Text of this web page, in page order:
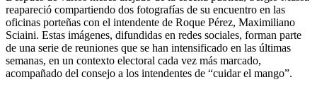
reapareció compartiendo dos fotografías de su encuentro en las
oficinas porteñas con el intendente de Roque Pérez, Maximiliano
Sciaini. Estas imágenes, difundidas en redes sociales, forman parte
de una serie de reuniones que se han intensificado en las últimas
semanas, en un contexto electoral cada vez más marcado,
acompañado del consejo a los intendentes de “cuidar el mango”.